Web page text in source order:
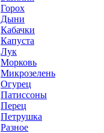
Горох
Дыни
Кабачки
Капуста
Лук
Морковь
Микрозелень
Огурец
Патиссоны
Перец
Петрушка
Разное